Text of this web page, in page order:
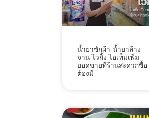
น้ำยาซักผ้า-น้ำยาล้าง
จาน ไวกิ้ง ไอเท็มเพิ่ม
ยอดขายที่ร้านสะดวกซื้อ
ต้องมี